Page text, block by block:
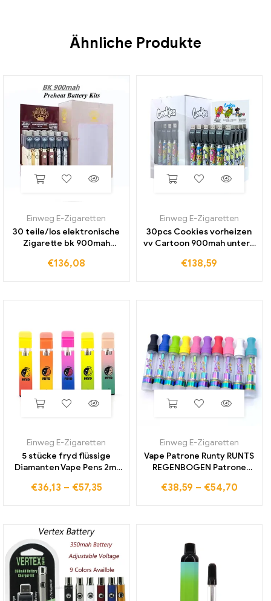
Ähnliche Produkte
Einweg E-Zigaretten
30 teile/los elektronische
Zigarette bk 900mah
Thread Display Blister
€136,08
Einweg E-Zigaretten
30pcs Cookies vorheizen
vv Cartoon 900mah untere
Batterie USB-Ladegerät
€138,59
Einweg E-Zigaretten
5 stücke fryd flüssige
Diamanten Vape Pens 2ml
wagen und Zigaretten
€36,13 – €57,35
Einweg E-Zigaretten
Vape Patrone Runty RUNTS
REGENBOGEN Patrone
510 Gewinde Karren 1,0 ML
€38,59 – €54,70